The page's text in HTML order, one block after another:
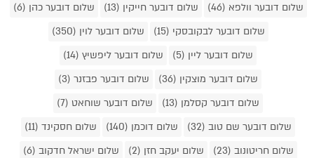
שלום דובער וולפא (46)
שלום דובער חייקין (13)
שלום דובער כהן (6)
שלום דובער לבקובסקי (15)
שלום דובער לוין (350)
שלום דובער ליין (5)
שלום דובער ליפשיץ (14)
שלום דובער מוצקין (36)
שלום דובער פבזנר (3)
שלום דובער קסלמן (13)
שלום דובער שוחאט (7)
שלום דובער שם טוב (32)
שלום דוכמן (140)
שלום חסקינד (11)
שלום חריטונוב (23)
שלום יעקב חזן (2)
שלום ישראל חדקוב (6)